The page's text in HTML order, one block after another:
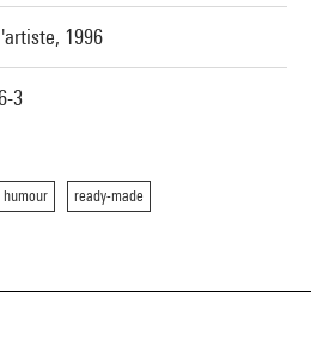
1996
3
humour ready-made